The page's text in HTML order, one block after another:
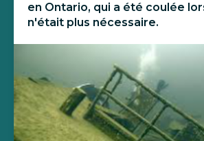
en Ontario, qui a été coulée
n'était plus nécessaire.